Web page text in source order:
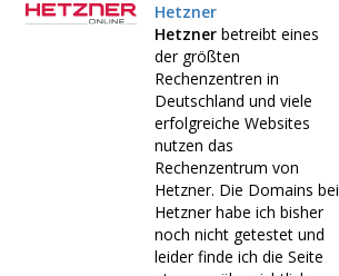
Hetzner
Hetzner betreibt eines
der größten
Rechenzentren in
Deutschland und viele
erfolgreiche Websites
nutzen das
Rechenzentrum von
Hetzner. Die Domains bei
Hetzner habe ich bisher
noch nicht getestet und
leider finde ich die Seite